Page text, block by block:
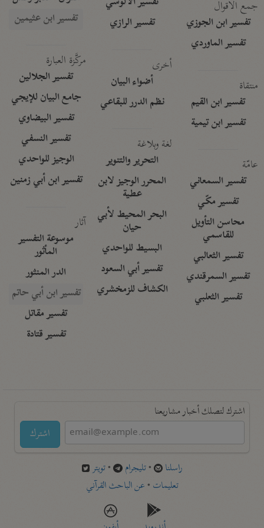
جمع الأقوال
تفسير ابن الجوزي
تفسير الماوردي
منتقاة
تفسير ابن القيم
تفسير ابن تيمية
عامّة
تفسير السمعاني
تفسير مكّي
محاسن التأويل
للقاسمي
تفسير الثعالبي
تفسير السمرقندي
تفسير الثعلبي
تفسير الرازي
أخرى
أضواء البيان
نظم الدرر للبقاعي
لغة وبلاغة
التحرير والتنوير
المحرر الوجيز لابن
عطية
البحر المحيط لأبي
حيان
البسيط للواحدي
تفسير أبي السعود
الكشاف للزمخشري
تفسير ابن عثيمين
مركَّزة العبارة
تفسير الجلالين
جامع البيان للإيجي
تفسير البيضاوي
تفسير النسفي
الوجيز للواحدي
تفسير ابن أبي زمنين
آثار
موسوعة التفسير
المأثور
الدر المنثور
تفسير ابن أبي حاتم
تفسير مقاتل
تفسير قتادة
اشترك لتصلك أخبار مشاريعنا
اشترك
راسلنا •تليجرام •تويتر
تعليمات •عن الباحث القرآني